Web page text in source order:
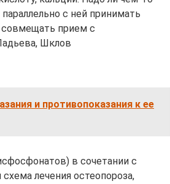
с ней принимать
прием с
Шклов
и противопоказания к ее
в сочетании с
лечения остеопороза,